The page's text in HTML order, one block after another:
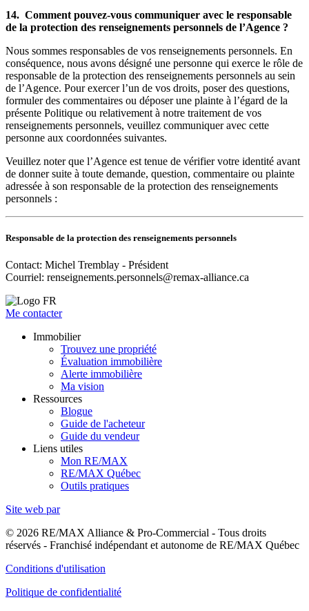
14. Comment pouvez-vous communiquer avec le responsable
de la protection des renseignements personnels de l’Agence ?
Nous sommes responsables de vos renseignements personnels. En
conséquence, nous avons désigné une personne qui exerce le rôle de
responsable de la protection des renseignements personnels au sein
de l’Agence. Pour exercer l’un de vos droits, poser des questions,
formuler des commentaires ou déposer une plainte à l’égard de la
présente Politique ou relativement à notre traitement de vos
renseignements personnels, veuillez communiquer avec cette
personne aux coordonnées suivantes.
Veuillez noter que l’Agence est tenue de vérifier votre identité avant
de donner suite à toute demande, question, commentaire ou plainte
adressée à son responsable de la protection des renseignements
personnels :
Responsable de la protection des renseignements personnels
Contact: Michel Tremblay - Président
Courriel: renseignements.personnels@remax-alliance.ca
Me contacter
Immobilier
Trouvez une propriété
Évaluation immobilière
Alerte immobilière
Ma vision
Ressources
Blogue
Guide de l'acheteur
Guide du vendeur
Liens utiles
Mon RE/MAX
RE/MAX Québec
Outils pratiques
Site web par
© 2026 RE/MAX Alliance & Pro-Commercial - Tous droits
réservés - Franchisé indépendant et autonome de RE/MAX Québec
Conditions d'utilisation
Politique de confidentialité